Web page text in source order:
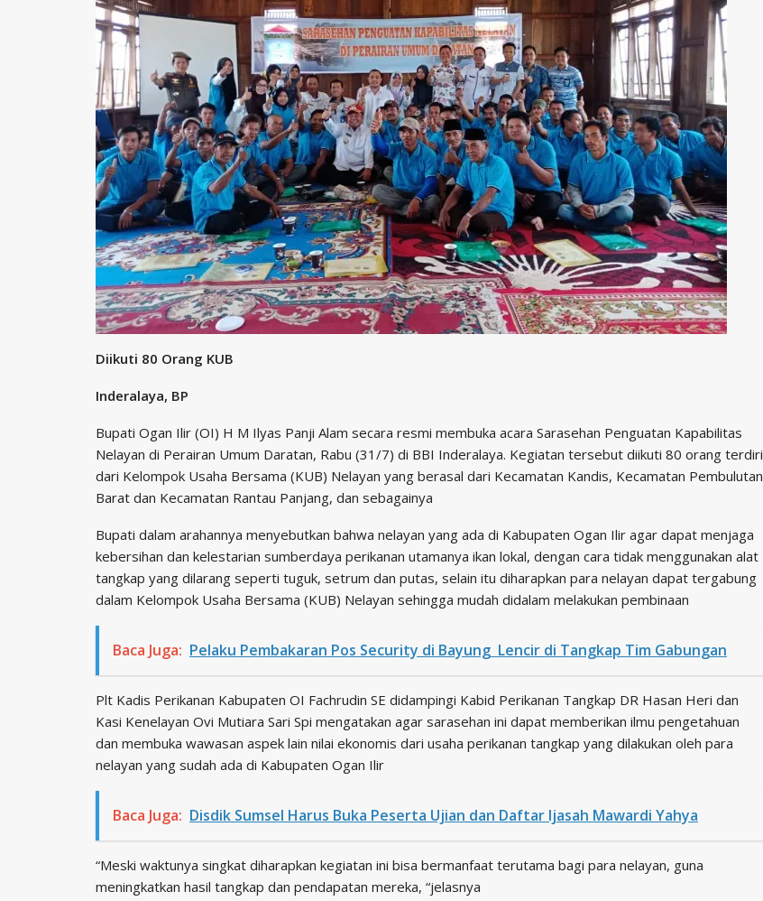
Diikuti 80 Orang KUB
Inderalaya, BP
Bupati Ogan Ilir (OI) H M Ilyas Panji Alam secara resmi membuka acara Sarasehan Penguatan Kapabilitas
Nelayan di Perairan Umum Daratan, Rabu (31/7) di BBI Inderalaya. Kegiatan tersebut diikuti 80 orang terdiri
dari Kelompok Usaha Bersama (KUB) Nelayan yang berasal dari Kecamatan Kandis, Kecamatan Pembulutan
Barat dan Kecamatan Rantau Panjang, dan sebagainya
Bupati dalam arahannya menyebutkan bahwa nelayan yang ada di Kabupaten Ogan Ilir agar dapat menjaga
kebersihan dan kelestarian sumberdaya perikanan utamanya ikan lokal, dengan cara tidak menggunakan alat
tangkap yang dilarang seperti tuguk, setrum dan putas, selain itu diharapkan para nelayan dapat tergabung
dalam Kelompok Usaha Bersama (KUB) Nelayan sehingga mudah didalam melakukan pembinaan
Baca Juga: Pelaku Pembakaran Pos Security di Bayung Lencir di Tangkap Tim Gabungan
Plt Kadis Perikanan Kabupaten OI Fachrudin SE didampingi Kabid Perikanan Tangkap DR Hasan Heri dan
Kasi Kenelayan Ovi Mutiara Sari Spi mengatakan agar sarasehan ini dapat memberikan ilmu pengetahuan
dan membuka wawasan aspek lain nilai ekonomis dari usaha perikanan tangkap yang dilakukan oleh para
nelayan yang sudah ada di Kabupaten Ogan Ilir
Baca Juga: Disdik Sumsel Harus Buka Peserta Ujian dan Daftar Ijasah Mawardi Yahya
“Meski waktunya singkat diharapkan kegiatan ini bisa bermanfaat terutama bagi para nelayan, guna
meningkatkan hasil tangkap dan pendapatan mereka, “jelasnya